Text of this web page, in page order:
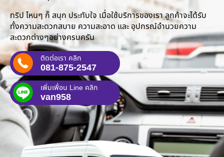
ทริป ไหนๆ ก็ สนุก ประทับใจ เมื่อใช้บริการของเรา ลูกค้าจะได้รับ
ทั้งความสะดวกสบาย ความสะอาด และ อุปกรณ์อำนวยความ
สะดวกต่างๆอย่างครบครัน
ติดต่อเรา คลิก
081-875-2547
เพิ่มเพื่อน Line คลิก
van958